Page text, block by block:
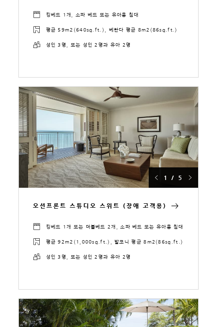
킹베드 1개, 소파 베드 또는 유아용 침대
평균 59m2(640sq.ft.), 베란다 평균 8m2(86sq.ft.)
성인 3명, 또는 성인 2명과 유아 2명
1 / 5
오션프론트 스튜디오 스위트 (장애 고객용)
킹베드 1개 또는 더블베드 2개, 소파 베드 또는 유아용 침대
평균 92m2(1,000sq.ft.), 발코니 평균 8m2(86sq.ft.)
성인 3명, 또는 성인 2명과 유아 2명